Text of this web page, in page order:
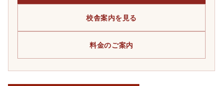
校舎案内を見る
料金のご案内